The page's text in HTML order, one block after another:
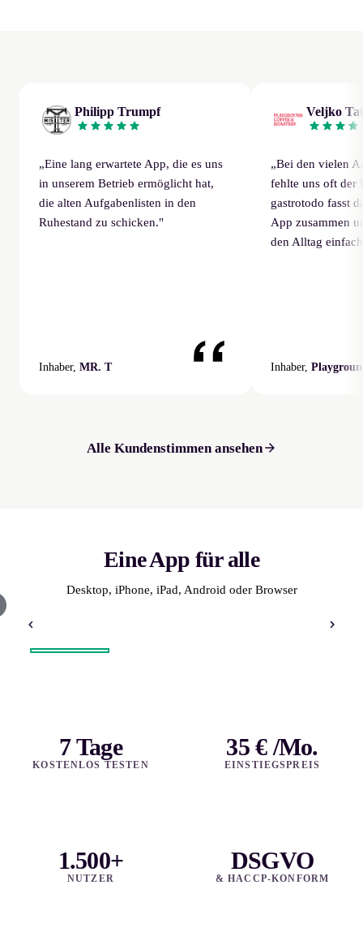
Philipp Trumpf
„Eine lang erwartete App, die es uns
in unserem Betrieb ermöglicht hat,
die alten Aufgabenlisten in den
Ruhestand zu schicken."
Inhaber, MR. T
Veljko
„Bei den vielen
fehlte uns oft der
gastrotodo fasst
App zusammen
den Alltag
Inhaber,
Alle Kundenstimmen ansehen
Eine App für alle
Desktop, iPhone, iPad, Android oder Browser
7 Tage
KOSTENLOS TESTEN
35 € /Mo.
EINSTIEGSPREIS
1.500+
NUTZER
DSGVO
& HACCP-KONFORM